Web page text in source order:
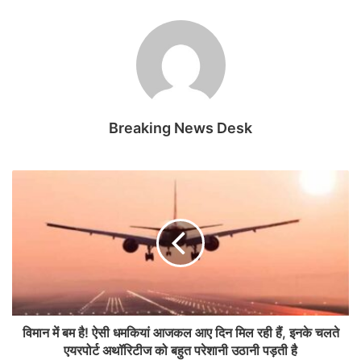
Breaking News Desk
विमान में बम है! ऐसी धमकियां आजकल आए दिन मिल रही हैं, इनके चलते
एयरपोर्ट अथॉरिटीज को बहुत परेशानी उठानी पड़ती है